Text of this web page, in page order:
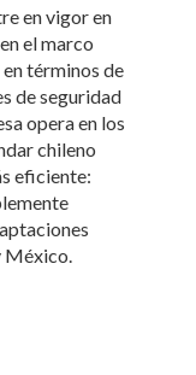
en vigor en
el marco
términos de
de seguridad
opera en los
chileno
eficiente: